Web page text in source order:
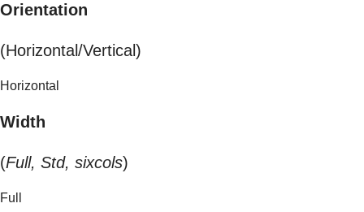
Orientation
(Horizontal/Vertical)
Horizontal
Width
(Full, Std, sixcols)
Full